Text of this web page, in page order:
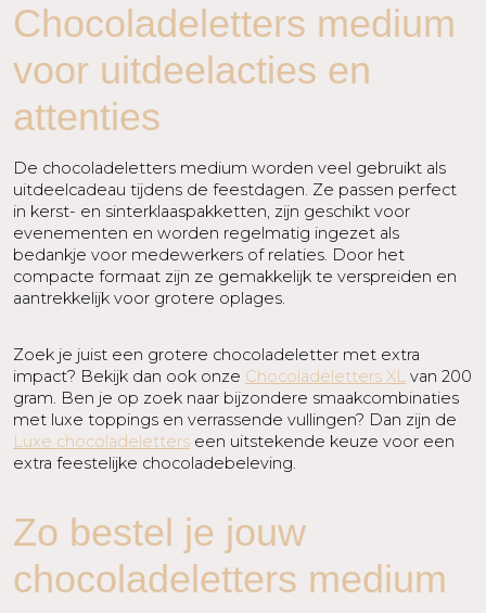
Chocoladeletters medium
voor uitdeelacties en
attenties
De chocoladeletters medium worden veel gebruikt als
uitdeelcadeau tijdens de feestdagen. Ze passen perfect
in kerst- en sinterklaaspakketten, zijn geschikt voor
evenementen en worden regelmatig ingezet als
bedankje voor medewerkers of relaties. Door het
compacte formaat zijn ze gemakkelijk te verspreiden en
aantrekkelijk voor grotere oplages.
Zoek je juist een grotere chocoladeletter met extra
impact? Bekijk dan ook onze Chocoladeletters XL van 200
gram. Ben je op zoek naar bijzondere smaakcombinaties
met luxe toppings en verrassende vullingen? Dan zijn de
Luxe chocoladeletters een uitstekende keuze voor een
extra feestelijke chocoladebeleving.
Zo bestel je jouw
chocoladeletters medium